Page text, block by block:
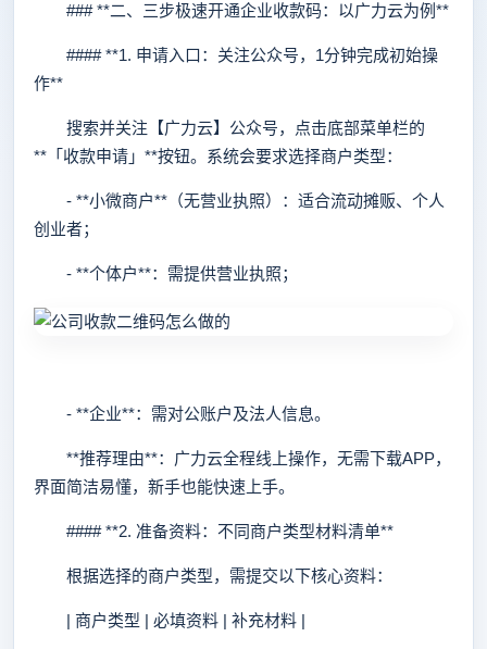
### **二、三步极速开通企业收款码：以广力云为例**
#### **1. 申请入口：关注公众号，1分钟完成初始操
作**
搜索并关注【广力云】公众号，点击底部菜单栏的
**「收款申请」**按钮。系统会要求选择商户类型：
- **小微商户**（无营业执照）：适合流动摊贩、个人
创业者；
- **个体户**：需提供营业执照；
- **企业**：需对公账户及法人信息。
**推荐理由**：广力云全程线上操作，无需下载APP，
界面简洁易懂，新手也能快速上手。
#### **2. 准备资料：不同商户类型材料清单**
根据选择的商户类型，需提交以下核心资料：
| 商户类型 | 必填资料 | 补充材料 |